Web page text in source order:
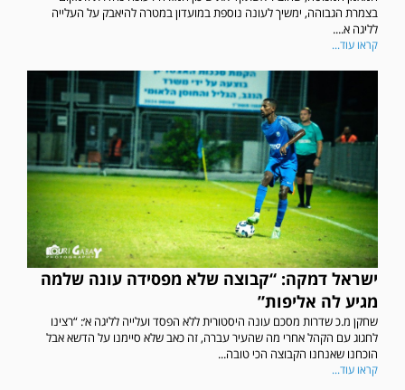
בצמרת הגבוהה, ימשיך לעונה נוספת במועדון במטרה להיאבק על העלייה
לליגה א....
קראו עוד...
ישראל דמקה: “קבוצה שלא מפסידה עונה שלמה
מגיע לה אליפות”
שחקן מ.כ שדרות מסכם עונה היסטורית ללא הפסד ועלייה לליגה א׳: “רצינו
לחגוג עם הקהל אחרי מה שהעיר עברה, זה כאב שלא סיימנו על הדשא אבל
הוכחנו שאנחנו הקבוצה הכי טובה...
קראו עוד...